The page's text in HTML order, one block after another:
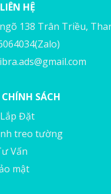
HỆ
138 Trân Triều,
SÁCH
Đặt
treo tường
Vấn
mật